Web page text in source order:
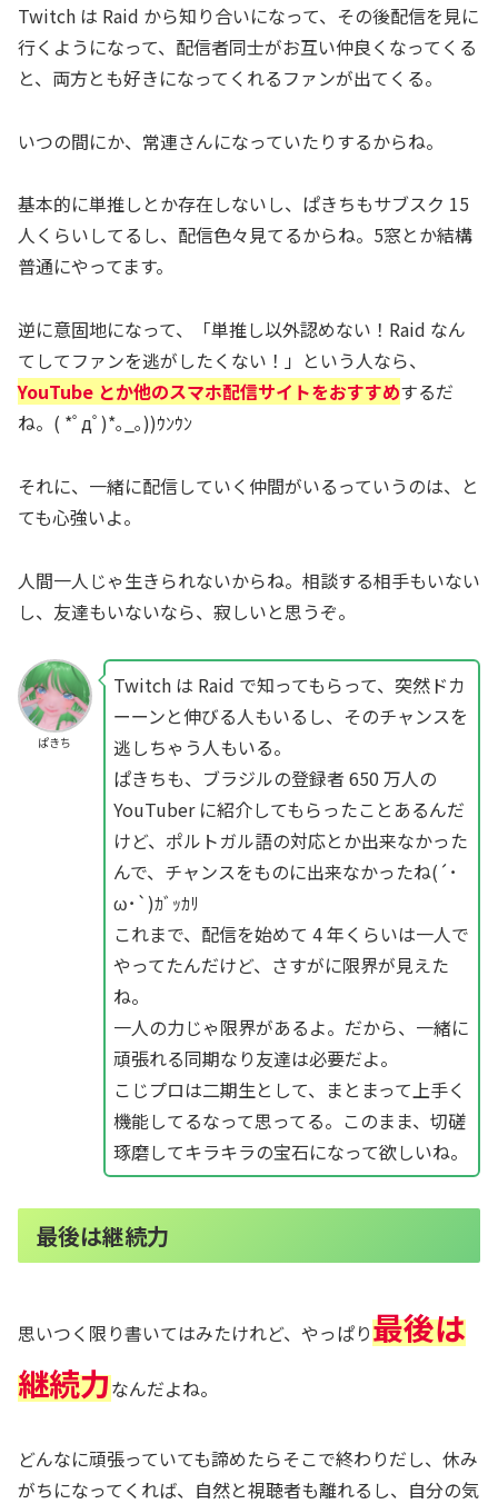
Twitch は Raid から知り合いになって、その後配信を見に
行くようになって、配信者同士がお互い仲良くなってくる
と、両方とも好きになってくれるファンが出てくる。
いつの間にか、常連さんになっていたりするからね。
基本的に単推しとか存在しないし、ぱきちもサブスク 15
人くらいしてるし、配信色々見てるからね。5窓とか結構
普通にやってます。
逆に意固地になって、「単推し以外認めない！Raid なん
てしてファンを逃がしたくない！」という人なら、
YouTube とか他のスマホ配信サイトをおすすめするだ
ね。( *ﾟдﾟ)*｡_｡))ｳﾝｳﾝ
それに、一緒に配信していく仲間がいるっていうのは、と
ても心強いよ。
人間一人じゃ生きられないからね。相談する相手もいない
し、友達もいないなら、寂しいと思うぞ。
ぱきち
Twitch は Raid で知ってもらって、突然ドカ
ーーンと伸びる人もいるし、そのチャンスを
逃しちゃう人もいる。
ぱきちも、ブラジルの登録者 650 万人の
YouTuber に紹介してもらったことあるんだ
けど、ポルトガル語の対応とか出来なかった
んで、チャンスをものに出来なかったね(´･
ω･`)ｶﾞｯｶﾘ
これまで、配信を始めて 4 年くらいは一人で
やってたんだけど、さすがに限界が見えた
ね。
一人の力じゃ限界があるよ。だから、一緒に
頑張れる同期なり友達は必要だよ。
こじプロは二期生として、まとまって上手く
機能してるなって思ってる。このまま、切磋
琢磨してキラキラの宝石になって欲しいね。
最後は継続力
思いつく限り書いてはみたけれど、やっぱり最後は
継続力なんだよね。
どんなに頑張っていても諦めたらそこで終わりだし、休み
がちになってくれば、自然と視聴者も離れるし、自分の気